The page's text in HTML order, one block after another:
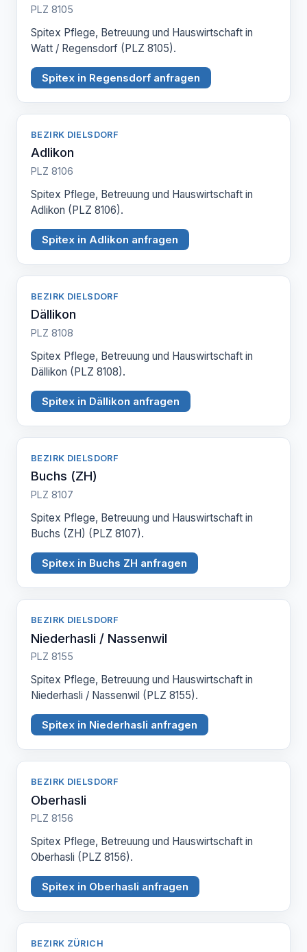
PLZ 8105
Spitex Pflege, Betreuung und Hauswirtschaft in
Watt / Regensdorf (PLZ 8105).
Spitex in Regensdorf anfragen
BEZIRK DIELSDORF
Adlikon
PLZ 8106
Spitex Pflege, Betreuung und Hauswirtschaft in
Adlikon (PLZ 8106).
Spitex in Adlikon anfragen
BEZIRK DIELSDORF
Dällikon
PLZ 8108
Spitex Pflege, Betreuung und Hauswirtschaft in
Dällikon (PLZ 8108).
Spitex in Dällikon anfragen
BEZIRK DIELSDORF
Buchs (ZH)
PLZ 8107
Spitex Pflege, Betreuung und Hauswirtschaft in
Buchs (ZH) (PLZ 8107).
Spitex in Buchs ZH anfragen
BEZIRK DIELSDORF
Niederhasli / Nassenwil
PLZ 8155
Spitex Pflege, Betreuung und Hauswirtschaft in
Niederhasli / Nassenwil (PLZ 8155).
Spitex in Niederhasli anfragen
BEZIRK DIELSDORF
Oberhasli
PLZ 8156
Spitex Pflege, Betreuung und Hauswirtschaft in
Oberhasli (PLZ 8156).
Spitex in Oberhasli anfragen
BEZIRK ZÜRICH